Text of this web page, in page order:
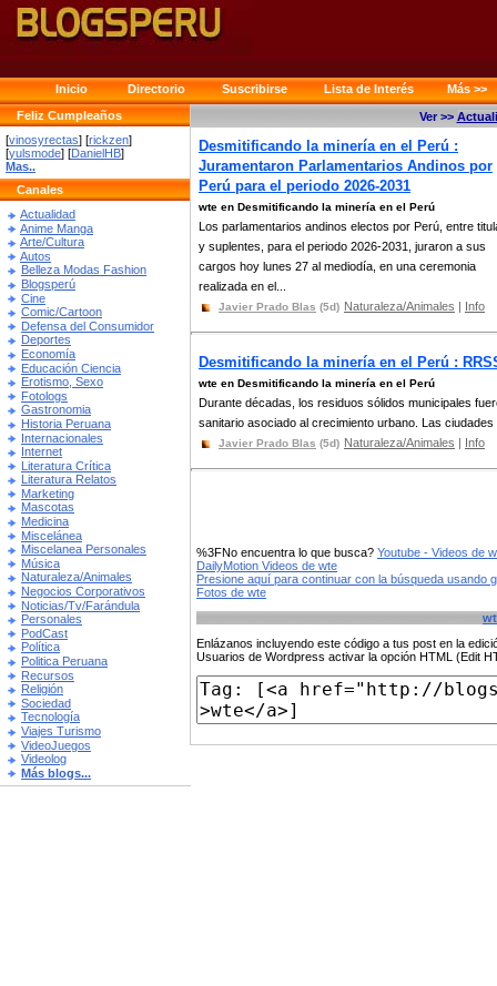
Inicio Directorio Suscribirse Lista de Interés
Más >>
Feliz Cumpleaños
[vinosyrectas] [rickzen]
[yulsmode] [DanielHB]
Mas..
Canales
Actualidad
Anime Manga
Arte/Cultura
Autos
Belleza Modas Fashion
Blogsperú
Cine
Comic/Cartoon
Defensa del Consumidor
Deportes
Economía
Educación Ciencia
Erotismo, Sexo
Fotologs
Gastronomia
Historia Peruana
Internacionales
Internet
Literatura Crítica
Literatura Relatos
Marketing
Mascotas
Medicina
Miscelánea
Miscelanea Personales
Música
Naturaleza/Animales
Negocios Corporativos
Noticias/Tv/Farándula
Personales
PodCast
Política
Politica Peruana
Recursos
Religión
Sociedad
Tecnología
Viajes Turismo
VideoJuegos
Videolog
Más blogs...
Ver >>
Desmitificando la minería en el Perú :
Juramentaron Parlamentarios Andinos por
Perú para el periodo 2026-2031
wte en Desmitificando la minería en el Perú
Los parlamentarios andinos electos por Perú, entre
y suplentes, para el periodo 2026-2031, juraron a sus
cargos hoy lunes 27 al mediodía, en una ceremonia
realizada en el...
Javier Prado Blas (5d) Naturaleza/Animales | Info
Desmitificando la minería en el Perú :
wte en Desmitificando la minería en el Perú
Durante décadas, los residuos sólidos municipales
sanitario asociado al crecimiento urbano. Las
Javier Prado Blas (5d) Naturaleza/Animales | Info
%3FNo encuentra lo que busca? Youtube - Videos de
DailyMotion Videos de wte
Presione aquí para continuar con la búsqueda usando
Fotos de wte
Enlázanos incluyendo este código a tus post en la
Usuarios de Wordpress activar la opción HTML (Edit